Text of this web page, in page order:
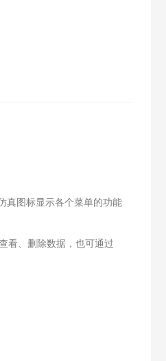
真图标显示各个菜单的功能
看、删除数据，也可通过